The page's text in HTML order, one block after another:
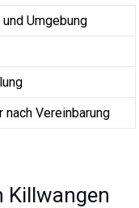
Umgebung
nach Vereinbarung
Killwangen